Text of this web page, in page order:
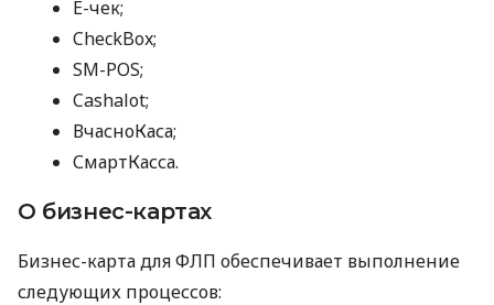
E-чек;
CheckBox;
SM-POS;
Cashalot;
ВчасноКаса;
СмартКасса.
О бизнес-картах
Бизнес-карта для ФЛП обеспечивает выполнение
следующих процессов: